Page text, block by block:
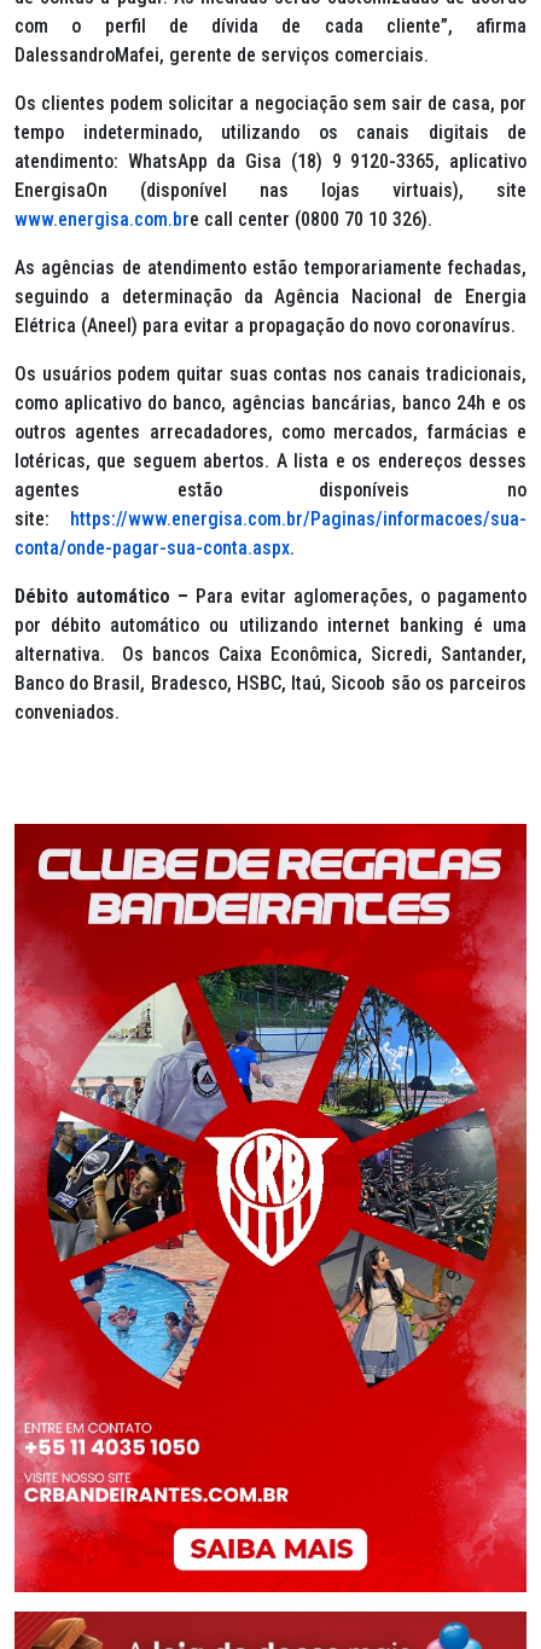
com o perfil de dívida de cada cliente”, afirma
DalessandroMafei, gerente de serviços comerciais.
Os clientes podem solicitar a negociação sem sair de casa, por
tempo indeterminado, utilizando os canais digitais de
atendimento: WhatsApp da Gisa (18) 9 9120-3365, aplicativo
EnergisaOn (disponível nas lojas virtuais), site
www.energisa.com.bre call center (0800 70 10 326).
As agências de atendimento estão temporariamente fechadas,
seguindo a determinação da Agência Nacional de Energia
Elétrica (Aneel) para evitar a propagação do novo coronavírus.
Os usuários podem quitar suas contas nos canais tradicionais,
como aplicativo do banco, agências bancárias, banco 24h e os
outros agentes arrecadadores, como mercados, farmácias e
lotéricas, que seguem abertos. A lista e os endereços desses
agentes estão disponíveis no
site: https://www.energisa.com.br/Paginas/informacoes/sua-
conta/onde-pagar-sua-conta.aspx.
Débito automático – Para evitar aglomerações, o pagamento
por débito automático ou utilizando internet banking é uma
alternativa. Os bancos Caixa Econômica, Sicredi, Santander,
Banco do Brasil, Bradesco, HSBC, Itaú, Sicoob são os parceiros
conveniados.